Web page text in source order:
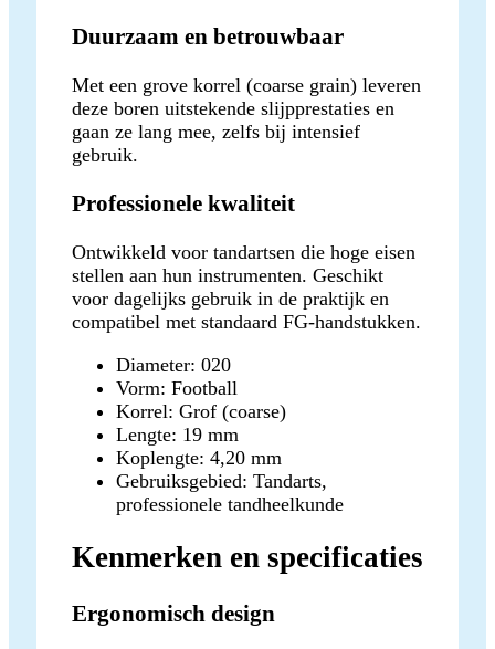
Duurzaam en betrouwbaar
Met een grove korrel (coarse grain) leveren
deze boren uitstekende slijpprestaties en
gaan ze lang mee, zelfs bij intensief
gebruik.
Professionele kwaliteit
Ontwikkeld voor tandartsen die hoge eisen
stellen aan hun instrumenten. Geschikt
voor dagelijks gebruik in de praktijk en
compatibel met standaard FG-handstukken.
Diameter: 020
Vorm: Football
Korrel: Grof (coarse)
Lengte: 19 mm
Koplengte: 4,20 mm
Gebruiksgebied: Tandarts,
professionele tandheelkunde
Kenmerken en specificaties
Ergonomisch design